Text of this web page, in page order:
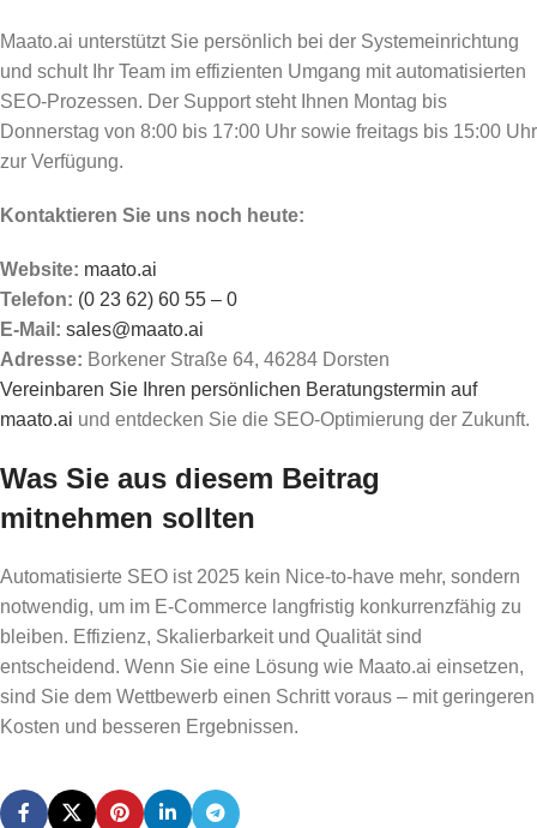
Maato.ai unterstützt Sie persönlich bei der Systemeinrichtung
und schult Ihr Team im effizienten Umgang mit automatisierten
SEO-Prozessen. Der Support steht Ihnen Montag bis
Donnerstag von 8:00 bis 17:00 Uhr sowie freitags bis 15:00 Uhr
zur Verfügung.
Kontaktieren Sie uns noch heute:
Website: maato.ai
Telefon: (0 23 62) 60 55 – 0
E-Mail: sales@maato.ai
Adresse: Borkener Straße 64, 46284 Dorsten
Vereinbaren Sie Ihren persönlichen Beratungstermin auf
maato.ai und entdecken Sie die SEO-Optimierung der Zukunft.
Was Sie aus diesem Beitrag
mitnehmen sollten
Automatisierte SEO ist 2025 kein Nice-to-have mehr, sondern
notwendig, um im E-Commerce langfristig konkurrenzfähig zu
bleiben. Effizienz, Skalierbarkeit und Qualität sind
entscheidend. Wenn Sie eine Lösung wie Maato.ai einsetzen,
sind Sie dem Wettbewerb einen Schritt voraus – mit geringeren
Kosten und besseren Ergebnissen.